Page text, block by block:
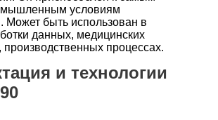
условиям
Может быть использован в
данных, медицинских
процессах.
и технологии